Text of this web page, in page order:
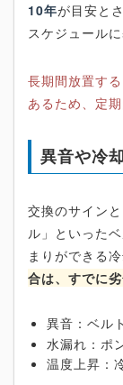
10年が目安と
スケジュール
長期間放置す
あるため、定
異音や冷
交換のサイン
ル」といった
まりができる
合は、すでに
異音：ベル
水漏れ：ポ
温度上昇：